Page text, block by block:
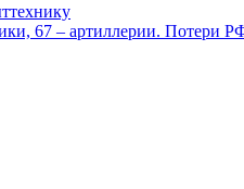
67 – артиллерии. Потери